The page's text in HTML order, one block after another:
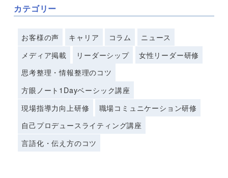
カテゴリー
お客様の声 キャリア コラム
ニュース
メディア掲載
リーダーシップ
女性リーダー研修
思考整理・情報整理のコツ
方眼ノート1Dayベーシック講座
現場指導力向上研修
職場コミュニケーション研修
自己プロデュースライティング講座
言語化・伝え方のコツ